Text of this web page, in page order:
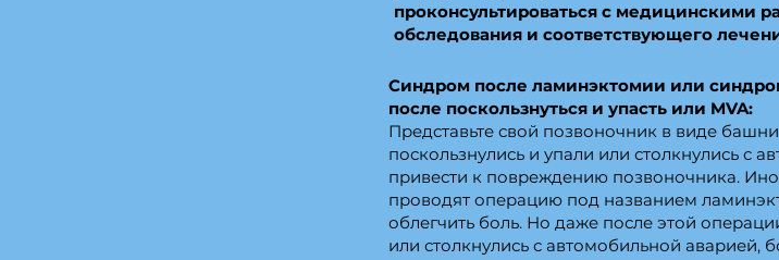
проконсультироваться с медицинскими
обследования и соответствующего
Синдром после ламинэктомии или
после поскользнуться и упасть или MVA:
Представьте свой позвоночник в виде
поскользнулись и упали или столкнулись с
привести к повреждению позвоночника.
проводят операцию под названием
облегчить боль. Но даже после этой
или столкнулись с автомобильной аварией,